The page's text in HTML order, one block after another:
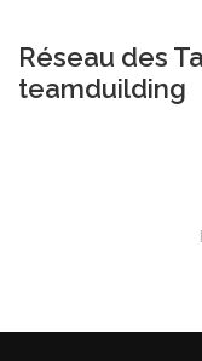
Réseau des
teamduilding